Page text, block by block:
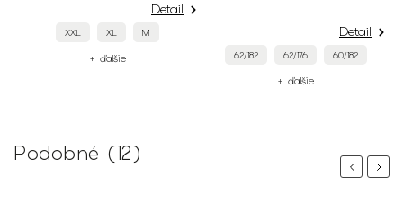
Detail
XXL XL M
+ ďalšie
Detail
62/182 62/176 60/182
+ ďalšie
Podobné (12)
PreviousNext